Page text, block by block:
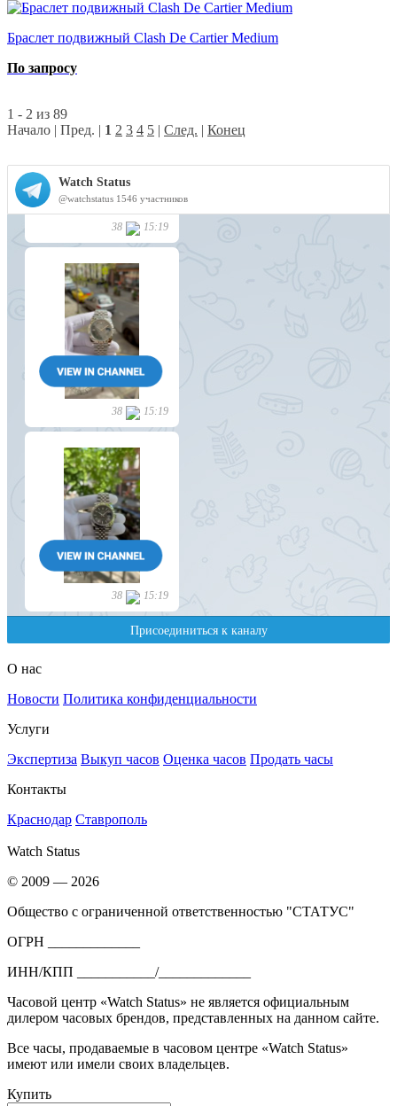
Браслет подвижный Clash De Cartier Medium
По запросу
1 - 2 из 89
Начало | Пред. | 1 2 3 4 5 | След. | Конец
О нас
Новости Политика конфиденциальности
Услуги
Экспертиза Выкуп часов Оценка часов Продать часы
Контакты
Краснодар Ставрополь
Watch Status
© 2009 — 2026
Общество с ограниченной ответственностью "СТАТУС"
ОГРН _____________
ИНН/КПП ___________/_____________
Часовой центр «Watch Status» не является официальным
дилером часовых брендов, представленных на данном сайте.
Все часы, продаваемые в часовом центре «Watch Status»
имеют или имели своих владельцев.
Купить